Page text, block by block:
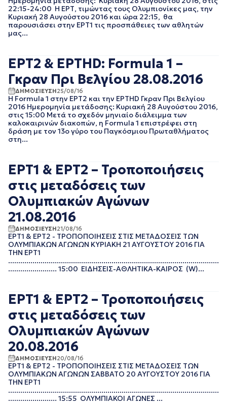
EΡΤNEWS
ΓΕΝΙΚΗ
ΓΡΑΦΕΙΟ ΤΥΠΟΥ
ΕΡΤ
ΠΟΛΙΤΙΚΗ
ΠΟΛΙΤΙΣΜΟΣ
ΡΑΔΙΟΦΩΝΟ
ΤΗΛΕΟΡΑΣΗ
ΜΑΙΟΣ 2025
ΑΠΡΙΛΙΟΣ 2025
ΜΑΡΤΙΟΣ 2025
ΣΕΠΤΕΜΒΡΙΟΣ 2024
ΑΥΓΟΥΣΤΟΣ 2024
ΙΟΥΛΙΟΣ 2024
ΙΟΥΝΙΟΣ 2024
ΜΑΙΟΣ 2024
ΜΑΡΤΙΟΣ 2024
ΦΕΒΡΟΥΑΡΙΟΣ 2024
ΝΟΕΜΒΡΙΟΣ 2023
ΙΟΥΛΙΟΣ 2023
ΙΟΥΝΙΟΣ 2023
ΑΠΡΙΛΙΟΣ 2023
ΜΑΡΤΙΟΣ 2023
ΦΕΒΡΟΥΑΡΙΟΣ 2023
ΝΟΕΜΒΡΙΟΣ 2022
ΟΚΤΩΒΡΙΟΣ 2022
ΑΥΓΟΥΣΤΟΣ 2022
ΜΑΙΟΣ 2022
ΑΠΡΙΛΙΟΣ 2022
ΜΑΡΤΙΟΣ 2022
ΙΑΝΟΥΑΡΙΟΣ 2022
ΔΕΚΕΜΒΡΙΟΣ 2021
ΝΟΕΜΒΡΙΟΣ 2021
ΟΚΤΩΒΡΙΟΣ 2021
ΣΕΠΤΕΜΒΡΙΟΣ 2021
ΙΟΥΛΙΟΣ 2021
ΙΟΥΝΙΟΣ 2021
22:15-24:00 Η ΕΡΤ, τιμώντας τους Ολυμπιονίκες μας, την
Κυριακή 28 Αυγούστου 2016 και ώρα 22:15, θα
παρουσιάσει στην ΕΡΤ1 τις προσπάθειες των αθλητών
μας...
ΕΡΤ2 & ΕΡΤHD: Formula 1 –
Γκραν Πρι Βελγίου 28.08.2016
ΔΗΜΟΣΙΕΥΣΗ25/08/16
Η Formula 1 στην ΕΡΤ2 και την ΕΡΤHD Γκραν Πρι Βελγίου
2016 Ημερομηνία μετάδοσης: Κυριακή 28 Αυγούστου 2016,
στις 15:00 Μετά το σχεδόν μηνιαίο διάλειμμα των
καλοκαιρινών διακοπών, η Formula 1 επιστρέφει στη
δράση με τον 13ο γύρο του Παγκόσμιου Πρωταθλήματος
στη...
ΕΡΤ1 & ΕΡΤ2 – Τροποποιήσεις
στις μεταδόσεις των
Ολυμπιακών Αγώνων
21.08.2016
ΔΗΜΟΣΙΕΥΣΗ21/08/16
ΕΡΤ1 & ΕΡΤ2 - ΤΡΟΠΟΠΟΙΗΣΕΙΣ ΣΤΙΣ ΜΕΤΑΔΟΣΕΙΣ ΤΩΝ
ΟΛΥΜΠΙΑΚΩΝ ΑΓΩΝΩΝ ΚΥΡΙΑΚΗ 21 ΑΥΓΟΥΣΤΟΥ 2016 ΓΙΑ
ΤΗΝ ΕΡΤ1
........................................................................................................
........................ 15:00 ΕΙΔΗΣΕΙΣ-ΑΘΛΗΤΙΚΑ-ΚΑΙΡΟΣ (W)...
ΕΡΤ1 & ΕΡΤ2 – Τροποποιήσεις
στις μεταδόσεις των
Ολυμπιακών Αγώνων
20.08.2016
ΔΗΜΟΣΙΕΥΣΗ20/08/16
ΕΡΤ1 & ΕΡΤ2 - ΤΡΟΠΟΠΟΙΗΣΕΙΣ ΣΤΙΣ ΜΕΤΑΔΟΣΕΙΣ ΤΩΝ
ΟΛΥΜΠΙΑΚΩΝ ΑΓΩΝΩΝ ΣΑΒΒΑΤΟ 20 ΑΥΓΟΥΣΤΟΥ 2016 ΓΙΑ
ΤΗΝ ΕΡΤ1
........................................................................................................
........................ 15:55 ΟΛΥΜΠΙΑΚΟΙ ΑΓΩΝΕΣ ...